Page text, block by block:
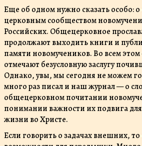
Еще об одном нужно сказать особо:
церковным сообществом
Российских. Общецерковное
продолжают выходить книги и
памяти новомучеников. Во всем этом
отмечают безусловную заслугу
Однако, увы, мы сегодня не можем
много раз писал и наш журнал — о
общецерковном почитании
понимании важности их подвига
жизни во Христе.
Если говорить о задачах внешних, то